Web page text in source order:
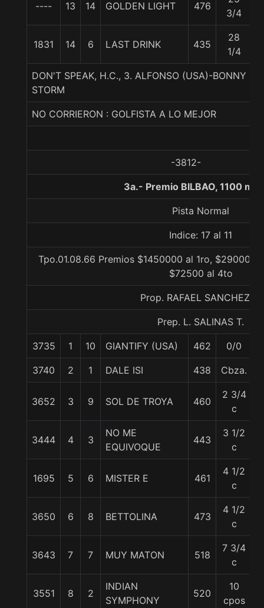
---- 13 14 GOLDEN LIGHT 476
3/4
1831 14 6 LAST DRINK 435
28
1/4
DON'T SPEAK, H.C., 3. ALFONSO (USA)-BONNY
STORM
NO CORRIERON : GOLFISTA A LO MEJOR
-3812-
3a.- Premio BILBAO, 1100
Pista Normal
Indice: 17 al 11
Tpo.01.08.66 Premios $1450000 al 1ro, $290000
$72500 al 4to
Prop. RAFAEL SANCHEZ A.
Prep. L. SALINAS T.
3735 1 10 GIANTIFY (USA) 462 0/0
3740 2 1 DALE ISI 438 Cbza.
3652 3 9 SOL DE TROYA 460
2 3/4
c
3444 4 3
NO ME
EQUIVOQUE
443
3 1/2
c
1695 5 6 MISTER E 461
4 1/2
c
3650 6 8 BETTOLINA 473
4 1/2
c
3643 7 7 MUY MATON 518
7 3/4
c
3551 8 2
INDIAN
SYMPHONY
520
10
cpos